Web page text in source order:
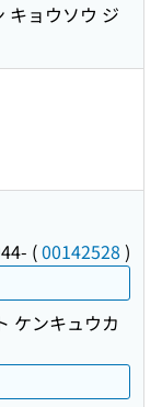
キョウソウ ジ
(00142528 )
ケンキュウカ